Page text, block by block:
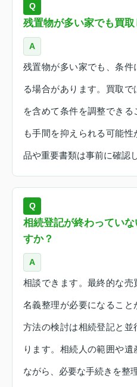
Q
残置物が多い家でも買
A
残置物が多い家でも、条件
る場合があります。買取
を含めて条件を調整でき
も手間を抑えられる可能
品や重要書類は事前に確認
Q
相続登記が終わってい
すか？
A
相談できます。最終的な
名義整理が必要になるこ
方法の検討は相続登記と
ります。相続人の範囲や
ながら、必要な手続きを整